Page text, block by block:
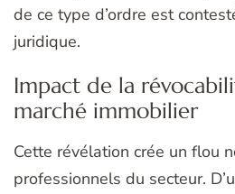
de ce type d’ordre est
juridique.
Impact de la
marché immobilier
Cette révélation crée un flou
professionnels du secteur.